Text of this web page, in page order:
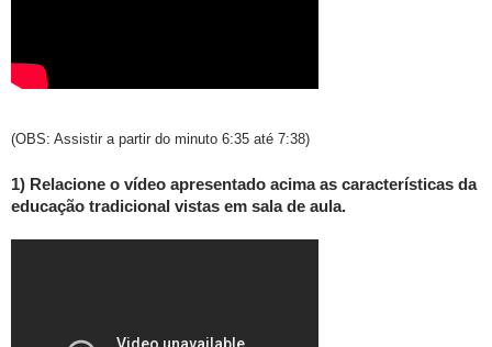
(OBS: Assistir a partir do minuto 6:35 até 7:38)
1) Relacione o vídeo apresentado acima as características da
educação tradicional vistas em sala de aula.